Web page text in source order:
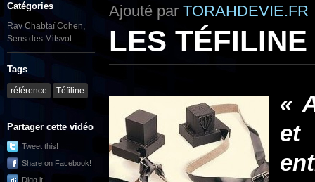
Catégories
Rav Chabtaï Cohen,
Sens des Mitsvot
Tags
référence Téfiline
Partager cette vidéo
Tweet this!
Share on Facebook!
Digg it!
Ajouté par TORAHDEVIE.FR
LES
«
et